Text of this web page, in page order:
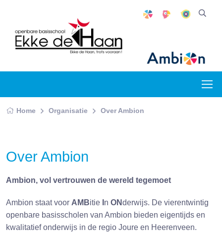
Home Organisatie Over Ambion
Over Ambion
Ambion, vol vertrouwen de wereld tegemoet
Ambion staat voor AMBitie n ONderwijs. De vierentwintig
openbare basisscholen van Ambion bieden eigentijds en
kwalitatief onderwijs in de regio Joure en Heerenveen.